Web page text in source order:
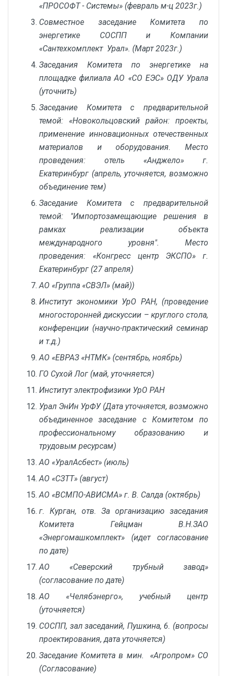
«ПРОСОФТ - Системы» (февраль м-ц 2023г.)
Совместное заседание Комитета по
энергетике СОСПП и Компании
«Сантехкомплект Урал». (Март 2023г.)
Заседания Комитета по энергетике на
площадке филиала АО «СО ЕЭС» ОДУ Урала
(уточнить)
Заседание Комитета с предварительной
темой: «Новокольцовский район: проекты,
применение инновационных отечественных
материалов и оборудования. Место
проведения: отель «Анджело» г.
Екатеринбург (апрель, уточняется, возможно
объединение тем)
Заседание Комитета с предварительной
темой:
"Импортозамещающие решения в
рамках реализации объекта
международного уровня". Место
проведения: «Конгресс центр ЭКСПО» г.
Екатеринбург (27 апреля)
АО «Группа «СВЭЛ» (май))
Институт экономики УрО РАН, (проведение
многосторонней дискуссии – круглого стола,
конференции (научно-практический семинар
и т.д.)
АО «ЕВРАЗ «НТМК» (сентябрь, ноябрь)
ГО Сухой Лог (май, уточняется)
Институт электрофизики УрО РАН
Урал ЭнИн УрФУ (Дата уточняется, возможно
объединенное заседание с Комитетом по
профессиональному образованию и
трудовым ресурсам)
АО «УралАсбест» (июль)
АО «СЗТТ» (август)
АО «ВСМПО-АВИСМА» г. В. Салда (октябрь)
г. Курган, отв. За организацию заседания
Комитета Гейцман В.Н.ЗАО
«Энергомашкомплект» (идет согласование
по дате)
АО «Северский трубный завод»
(согласование по дате)
АО «Челябэнерго», учебный центр
(уточняется)
СОСПП, зал заседаний, Пушкина, 6. (вопросы
проектирования, дата уточняется)
Заседание Комитета в мин. «Агропром» СО
(Согласование)